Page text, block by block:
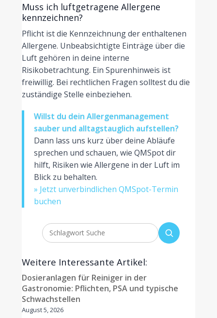
Muss ich luftgetragene Allergene
kennzeichnen?
Pflicht ist die Kennzeichnung der enthaltenen
Allergene. Unbeabsichtigte Einträge über die
Luft gehören in deine interne
Risikobetrachtung. Ein Spurenhinweis ist
freiwillig. Bei rechtlichen Fragen solltest du die
zuständige Stelle einbeziehen.
Willst du dein Allergenmanagement
sauber und alltagstauglich aufstellen?
Dann lass uns kurz über deine Abläufe
sprechen und schauen, wie QMSpot dir
hilft, Risiken wie Allergene in der Luft im
Blick zu behalten.
» Jetzt unverbindlichen QMSpot-Termin
buchen
Weitere Interessante Artikel:
Dosieranlagen für Reiniger in der
Gastronomie: Pflichten, PSA und typische
Schwachstellen
August 5, 2026